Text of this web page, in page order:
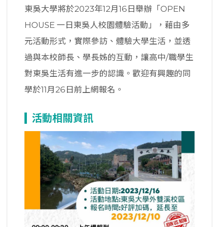
東吳大學將於2023年12月16日舉辦「OPEN
HOUSE 一日東吳人校園體驗活動」，藉由多
元活動形式，實際參訪、體驗大學生活，並透
過與本校師長、學長姊的互動，讓高中/職學生
對東吳生活有進一步的認識。歡迎有興趣的同
學於11月26日前上網報名。
活動相關資訊